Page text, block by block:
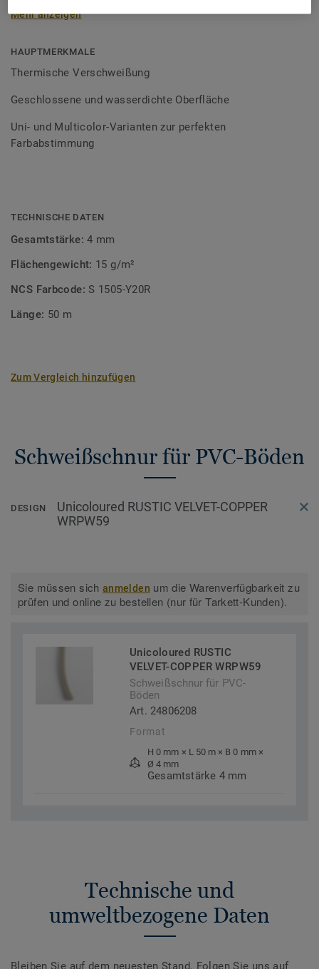
Schweißschnüre sind erhältlich in den Varianten Uni und
Bodenbelagssortiment abgestimmt. Durch die Verwendung
von Kontrastfarben lassen sich auch besondere
Mehr anzeigen
HAUPTMERKMALE
Thermische Verschweißung
Geschlossene und wasserdichte Oberfläche
Uni- und Multicolor-Varianten zur perfekten
Farbabstimmung
TECHNISCHE DATEN
Gesamtstärke:4 mm
Flächengewicht: 15 g/m²
NCS Farbcode:S 1505-Y20R
Länge: 50 m
Zum Vergleich hinzufügen
Schweißschnur für PVC-Böden
DESIGN
Unicoloured RUSTIC VELVET-COPPER
WRPW59
Sie müssen sichanmelden um die Warenverfügbarkeit zu
prüfen und online zu bestellen (nur für Tarkett-Kunden).
Unicoloured RUSTIC
VELVET-COPPER WRPW59
Schweißschnur für PVC-
Böden
Art. 24806208
Format
H 0 mm × L 50 m × B 0 mm ×
Ø 4 mm
Gesamtstärke 4 mm
Technische und
umweltbezogene Daten
Bleiben Sie auf dem neuesten Stand. Folgen Sie uns auf